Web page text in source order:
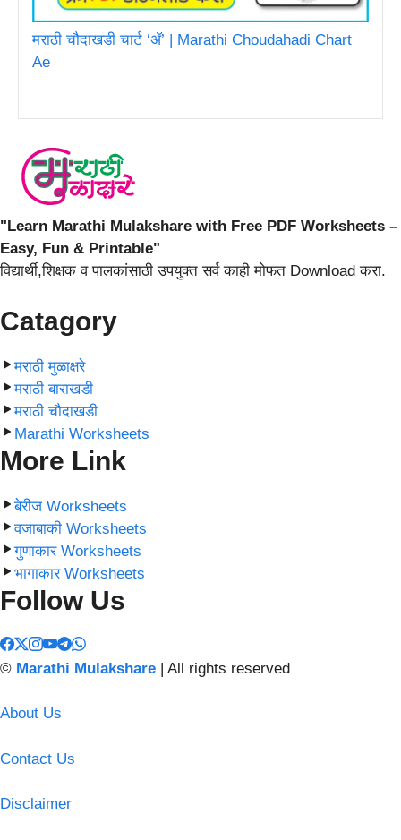
मराठी चौदाखडी चार्ट ‘ॲ’ | Marathi Choudahadi Chart
Ae
"Learn Marathi Mulakshare with Free PDF Worksheets –
Easy, Fun & Printable"
विद्यार्थी,शिक्षक व पालकांसाठी उपयुक्त सर्व काही मोफत Download करा.
Catagory
मराठी मुळाक्षरे
मराठी बाराखडी
मराठी चौदाखडी
Marathi Worksheets
More Link
बेरीज Worksheets
वजाबाकी Worksheets
गुणाकार Worksheets
भागाकार Worksheets
Follow Us
© Marathi Mulakshare | All rights reserved
About Us
Contact Us
Disclaimer